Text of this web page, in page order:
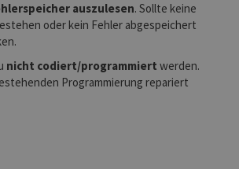
auszulesen. Sollte keine
oder kein Fehler abgespeichert
nicht codiert/programmiert werden.
Programmierung repariert